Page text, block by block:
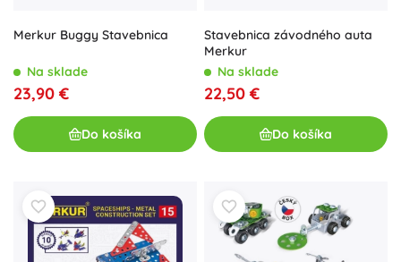
Merkur Buggy Stavebnica
Na sklade
23,90 €
Do košíka
Stavebnica závodného auta
Merkur
Na sklade
22,50 €
Do košíka